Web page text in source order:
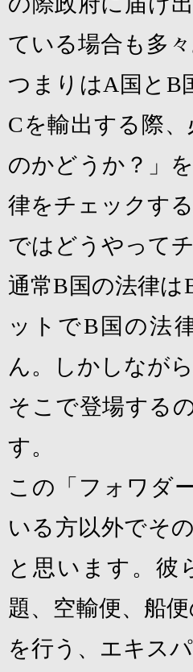
ている場合も多々
つまりはA 国と B
Cを輸出する際
のかどうか？」を
律をチェックす
ではどうやって
通常B国の法律は
ットでB 国の法
ん。しかしながら
そこで登場する
す。
この「フォワダ
いる方以外でそ
と思います。彼
題、空輸便、船便
を行う、エキス